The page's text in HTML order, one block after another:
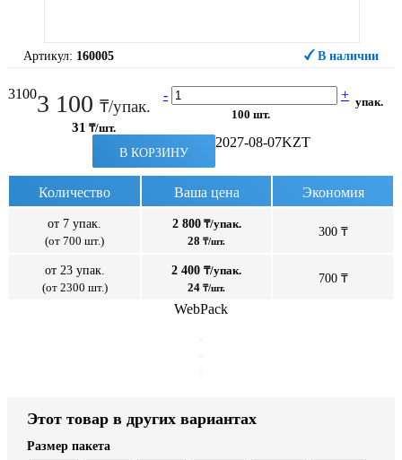
Артикул: 160005 В наличии
31003 100 ₸/упак.
31 ₸/шт.
- +
100 шт.
упак.
В КОРЗИНУ
2027-08-07KZT
Количество Ваша цена Экономия
от 7 упак.
(от 700 шт.)
2 800₸/упак.
28 ₸/шт.
300 ₸
от 23 упак.
(от 2300 шт.)
2 400 ₸/упак.
24 ₸/шт.
700 ₸
WebPack
Этот товар в других вариантах
Размер пакета